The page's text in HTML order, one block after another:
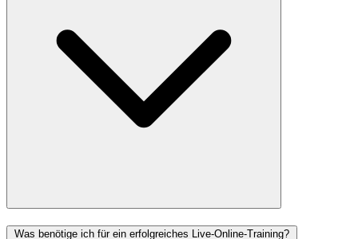
Was benötige ich für ein erfolgreiches Live-Online-Training?